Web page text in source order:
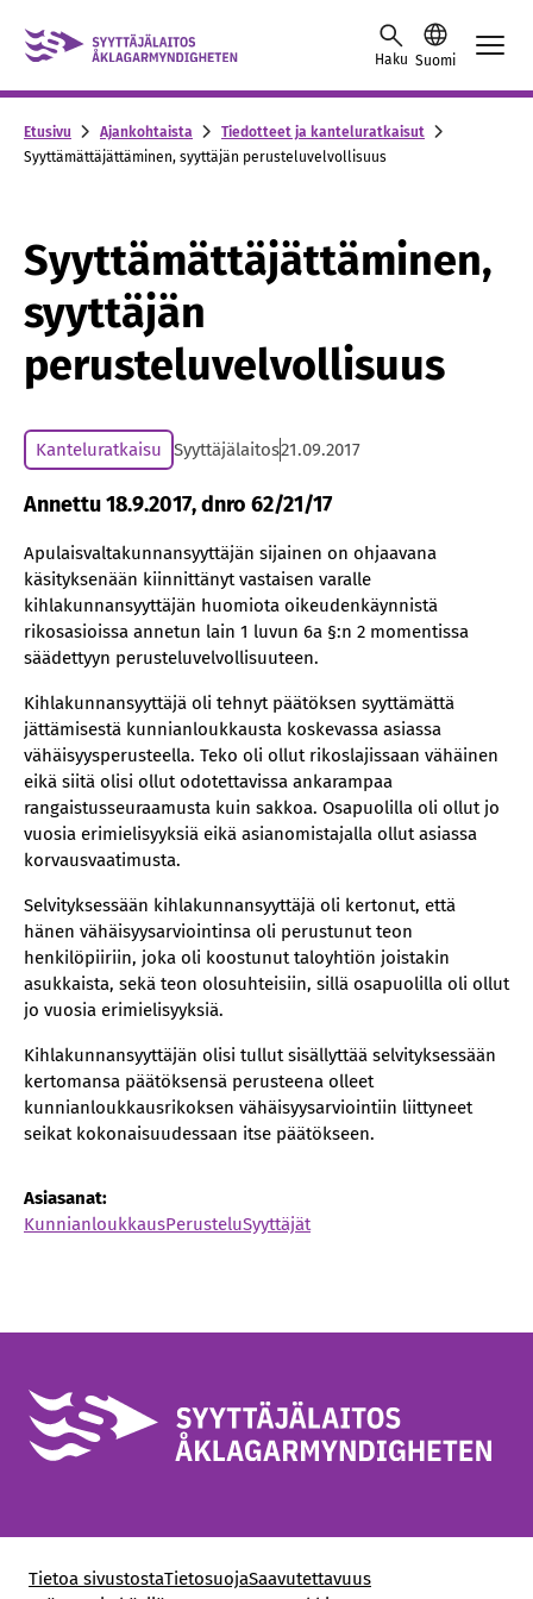
Skip to content -saavutettavuusohje
Haku Suomi
Etusivu Ajankohtaista
Tiedotteet ja kanteluratkaisut
Syyttämättäjättäminen, syyttäjän perusteluvelvollisuus
Syyttämättäjättäminen,
syyttäjän
perusteluvelvollisuus
Kanteluratkaisu Syyttäjälaitos21.09.2017
Annettu 18.9.2017, dnro 62/21/17
Apulaisvaltakunnansyyttäjän sijainen on ohjaavana
käsityksenään kiinnittänyt vastaisen varalle
kihlakunnansyyttäjän huomiota oikeudenkäynnistä
rikosasioissa annetun lain 1 luvun 6a §:n 2 momentissa
säädettyyn perusteluvelvollisuuteen.
Kihlakunnansyyttäjä oli tehnyt päätöksen syyttämättä
jättämisestä kunnianloukkausta koskevassa asiassa
vähäisyysperusteella. Teko oli ollut rikoslajissaan vähäinen
eikä siitä olisi ollut odotettavissa ankarampaa
rangaistusseuraamusta kuin sakkoa. Osapuolilla oli ollut jo
vuosia erimielisyyksiä eikä asianomistajalla ollut asiassa
korvausvaatimusta.
Selvityksessään kihlakunnansyyttäjä oli kertonut, että
hänen vähäisyysarviointinsa oli perustunut teon
henkilöpiiriin, joka oli koostunut taloyhtiön joistakin
asukkaista, sekä teon olosuhteisiin, sillä osapuolilla oli ollut
jo vuosia erimielisyyksiä.
Kihlakunnansyyttäjän olisi tullut sisällyttää selvityksessään
kertomansa päätöksensä perusteena olleet
kunnianloukkausrikoksen vähäisyysarviointiin liittyneet
seikat kokonaisuudessaan itse päätökseen.
Asiasanat:
KunnianloukkausPerusteluSyyttäjät
Tietoa sivustostaTietosuojaSaavutettavuus